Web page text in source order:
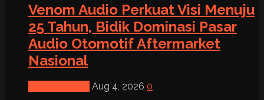
Venom Audio Perkuat Visi Menuju
25 Tahun, Bidik Dominasi Pasar
Audio Otomotif Aftermarket
Nasional
Aug 4, 2026 0